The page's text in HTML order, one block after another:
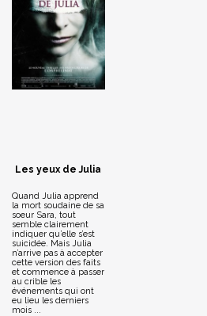
Les yeux de Julia
Quand Julia apprend
la mort soudaine de sa
soeur Sara, tout
semble clairement
indiquer qu’elle s’est
suicidée. Mais Julia
n’arrive pas à accepter
cette version des faits
et commence à passer
au crible les
événements qui ont
eu lieu les derniers
mois ...